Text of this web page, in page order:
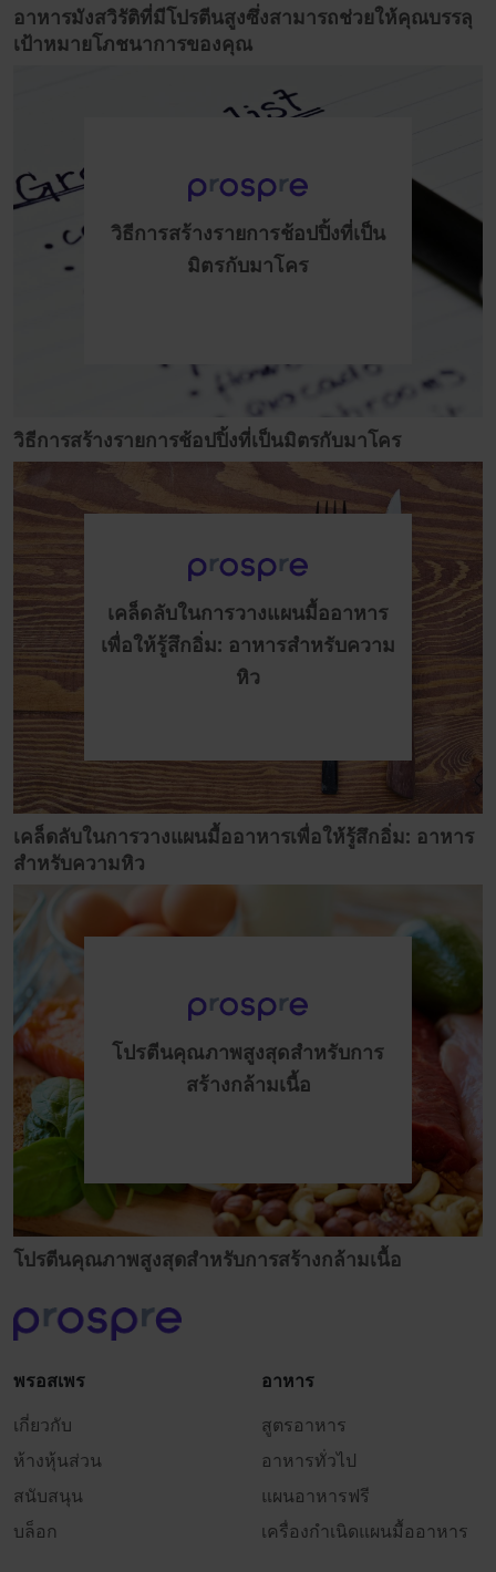
อาหารมังสวิรัติที่มีโปรตีนสูงซึ่งสามารถช่วยให้คุณบรรลุ
เป้าหมายโภชนาการของคุณ
วิธีการสร้างรายการช้อปปิ้งที่เป็น
มิตรกับมาโคร
วิธีการสร้างรายการช้อปปิ้งที่เป็นมิตรกับมาโคร
เคล็ดลับในการวางแผนมื้ออาหาร
เพื่อให้รู้สึกอิ่ม: อาหารสำหรับความ
หิว
เคล็ดลับในการวางแผนมื้ออาหารเพื่อให้รู้สึกอิ่ม: อาหาร
สำหรับความหิว
โปรตีนคุณภาพสูงสุดสำหรับการ
สร้างกล้ามเนื้อ
โปรตีนคุณภาพสูงสุดสำหรับการสร้างกล้ามเนื้อ
พรอสเพร
เกี่ยวกับ
ห้างหุ้นส่วน
สนับสนุน
บล็อก
อาหาร
สูตรอาหาร
อาหารทั่วไป
แผนอาหารฟรี
เครื่องกำเนิดแผนมื้ออาหาร